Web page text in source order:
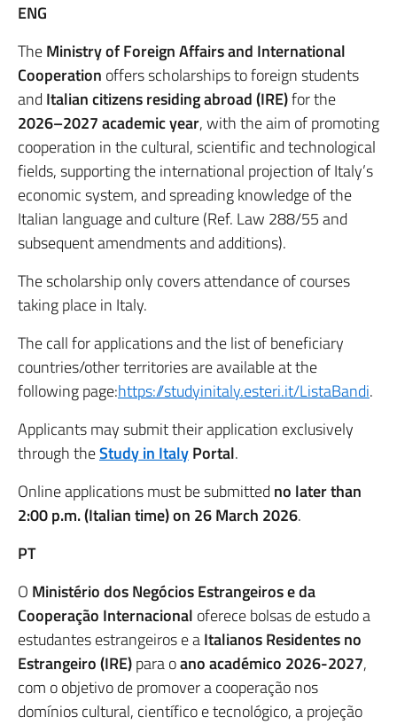
ENG
TheMinistry of Foreign Affairs and International
Cooperation offers scholarships to foreign students
and Italian citizens residing abroad (IRE)for the
2026–2027 academic year, with the aim of promoting
cooperation in the cultural, scientific and technological
fields, supporting the international projection of Italy’s
economic system, and spreading knowledge of the
Italian language and culture (Ref. Law 288/55 and
subsequent amendments and additions).
The scholarship only covers attendance of courses
taking place in Italy.
The call for applications and the list of beneficiary
countries/other territories are available at the
following page:https://studyinitaly.esteri.it/ListaBandi.
Applicants may submit their application exclusively
through theStudy in ItalyPortal.
Online applications must be submitted no later than
2:00 p.m. (Italian time) on 26 March 2026.
PT
O Ministério dos Negócios Estrangeiros e da
Cooperação Internacional oferece bolsas de estudo a
estudantes estrangeiros e aItalianos Residentes no
Estrangeiro (IRE)para oano académico 2026-2027,
com o objetivo de promover a cooperação nos
domínios cultural, científico e tecnológico, a projeção